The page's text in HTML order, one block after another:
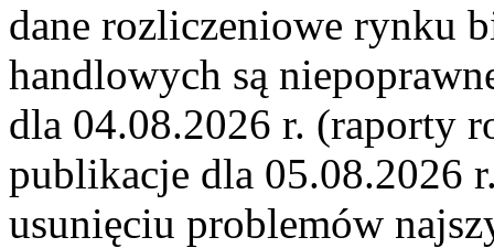
dane rozliczeniowe rynku
handlowych są
dla 04.08.2026 r. (raporty
publikacje dla 05.08.2026
usunięciu problemów